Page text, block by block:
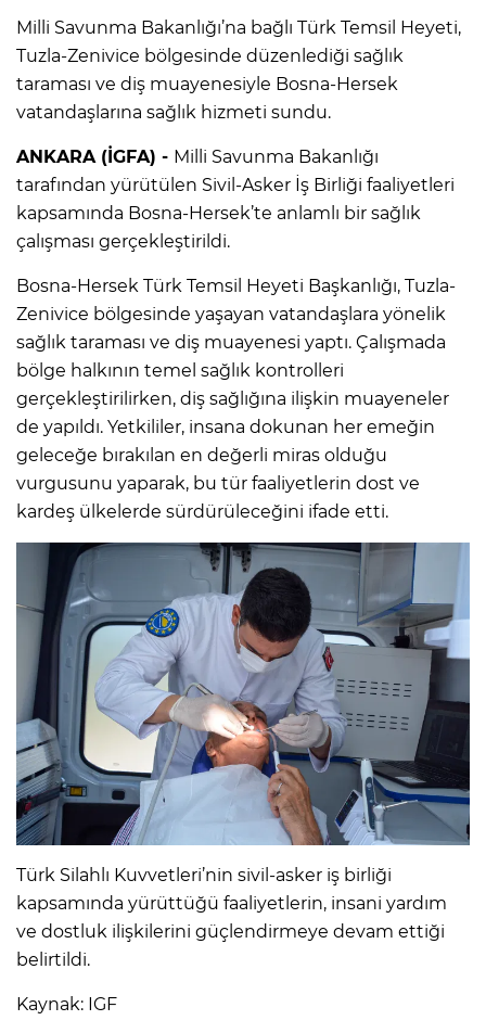
Milli Savunma Bakanlığı’na bağlı Türk Temsil Heyeti,
Tuzla-Zenivice bölgesinde düzenlediği sağlık
taraması ve diş muayenesiyle Bosna-Hersek
vatandaşlarına sağlık hizmeti sundu.
ANKARA (İGFA) - Milli Savunma Bakanlığı
tarafından yürütülen Sivil-Asker İş Birliği faaliyetleri
kapsamında Bosna-Hersek’te anlamlı bir sağlık
çalışması gerçekleştirildi.
Bosna-Hersek Türk Temsil Heyeti Başkanlığı, Tuzla-
Zenivice bölgesinde yaşayan vatandaşlara yönelik
sağlık taraması ve diş muayenesi yaptı. Çalışmada
bölge halkının temel sağlık kontrolleri
gerçekleştirilirken, diş sağlığına ilişkin muayeneler
de yapıldı. Yetkililer, insana dokunan her emeğin
geleceğe bırakılan en değerli miras olduğu
vurgusunu yaparak, bu tür faaliyetlerin dost ve
kardeş ülkelerde sürdürüleceğini ifade etti.
Türk Silahlı Kuvvetleri’nin sivil-asker iş birliği
kapsamında yürüttüğü faaliyetlerin, insani yardım
ve dostluk ilişkilerini güçlendirmeye devam ettiği
belirtildi.
Kaynak: IGF